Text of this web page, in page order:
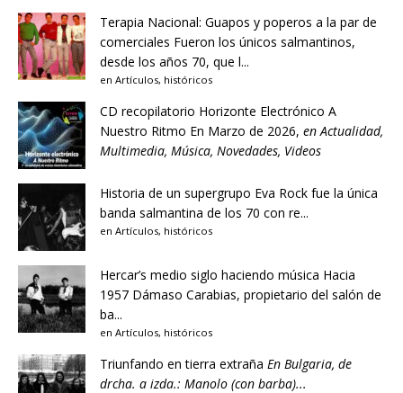
Terapia Nacional: Guapos y poperos a la par de
comerciales Fueron los únicos salmantinos,
desde los años 70, que l...
en Artículos, históricos
CD recopilatorio Horizonte Electrónico A
Nuestro Ritmo En Marzo de 2026, enActualidad,
Multimedia, Música, Novedades, Videos
Historia de un supergrupo Eva Rock fue la única
banda salmantina de los 70 con re...
en Artículos, históricos
Hercar’s medio siglo haciendo música Hacia
1957 Dámaso Carabias, propietario del salón de
ba...
en Artículos, históricos
Triunfando en tierra extraña En Bulgaria, de
drcha. a izda.: Manolo (con barba)...